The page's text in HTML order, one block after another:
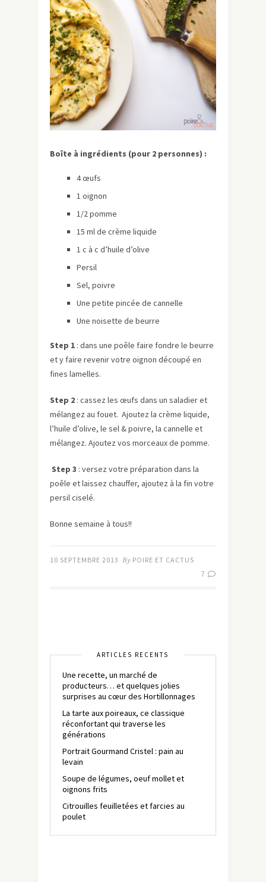
Boîte à ingrédients (pour 2 personnes) :
4 œufs
1 oignon
1/2 pomme
15 ml de crème liquide
1 c à c d’huile d’olive
Persil
Sel, poivre
Une petite pincée de cannelle
Une noisette de beurre
Step 1 : dans une poêle faire fondre le beurre
et y faire revenir votre oignon découpé en
fines lamelles.
Step 2 : cassez les œufs dans un saladier et
mélangez au fouet. Ajoutez la crème liquide,
l’huile d’olive, le sel & poivre, la cannelle et
mélangez. Ajoutez vos morceaux de pomme.
Step 3 : versez votre préparation dans la
poêle et laissez chauffer, ajoutez à la fin votre
persil ciselé.
Bonne semaine à tous!!
10 SEPTEMBRE 2013 By POIRE ET CACTUS
7
ARTICLES RÉCENTS
Une recette, un marché de
producteurs… et quelques jolies
surprises au cœur des Hortillonnages
La tarte aux poireaux, ce classique
réconfortant qui traverse les
générations
Portrait Gourmand Cristel : pain au
levain
Soupe de légumes, oeuf mollet et
oignons frits
Citrouilles feuilletées et farcies au
poulet